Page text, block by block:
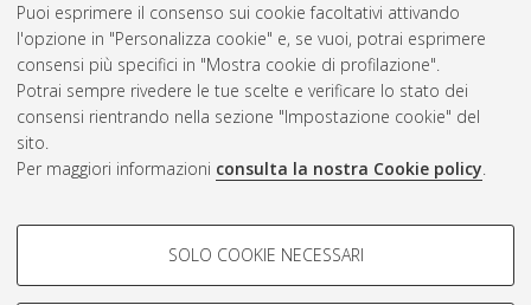
Puoi esprimere il consenso sui cookie facoltativi attivando
l'opzione in "Personalizza cookie" e, se vuoi, potrai esprimere
consensi più specifici in "Mostra cookie di profilazione".
Potrai sempre rivedere le tue scelte e verificare lo stato dei
consensi rientrando nella sezione "Impostazione cookie" del
sito.
Per maggiori informazioni consulta la nostra Cookie policy.
COOKIE DI PROFILAZIONE -
SOLO COOKIE NECESSARI
Atom
Rss
2.0
AMS Acta
ISSN: 2038-7954
re3data.org -
doi.org/10.17616/R3P19R
Servizio implementato e
Impostazioni Cookie
repository